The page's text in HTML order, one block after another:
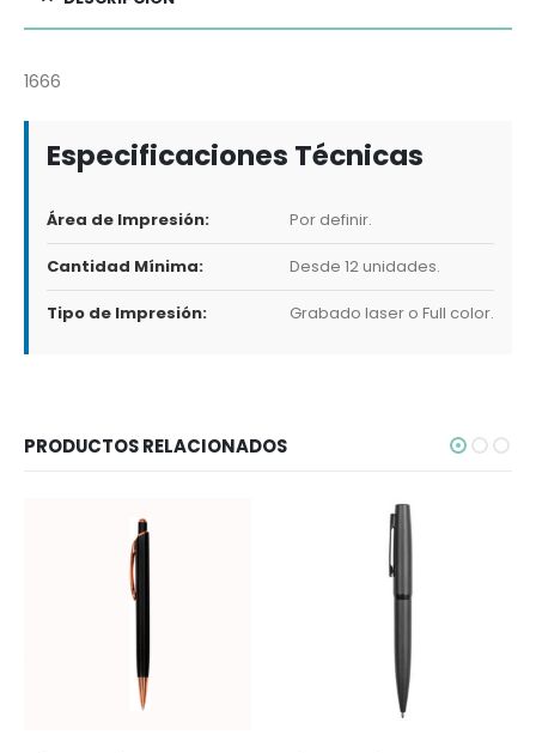
1666
Especificaciones Técnicas
Área de Impresión: Por definir.
Cantidad Mínima: Desde 12 unidades.
Tipo de Impresión: Grabado laser o Full color.
PRODUCTOS RELACIONADOS